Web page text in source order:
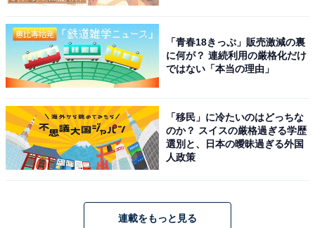
「青春18きっぷ」販売激減の裏
に何が？ 連続利用の厳格化だけ
ではない「本当の理由」
「移民」に冷たいのはどっちな
のか？ スイスの厳格過ぎる学歴
選別と、日本の曖昧過ぎる外国
人政策
連載をもっと見る